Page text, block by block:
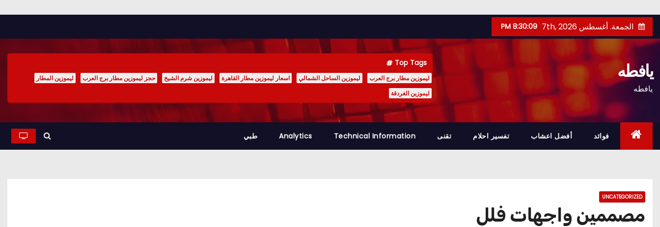
to
content
الجمعة. أغسطس 7th, 2026 8:30:10 PM
يافطه
يافطه
Top Tags
ليموزين مطار برج العرب ليموزين الساحل الشمالي اسعار ليموزين مطار القاهرة ليموزين شرم الشيخ حجز ليموزين مطار برج العرب
ليموزين المطار
ليموزين الغردقة
فوائد أفضل اعشاب تفسير احلام تقنى Technical Information
Analytics طبي
UNCATEGORIZED
مصممين واجهات فلل